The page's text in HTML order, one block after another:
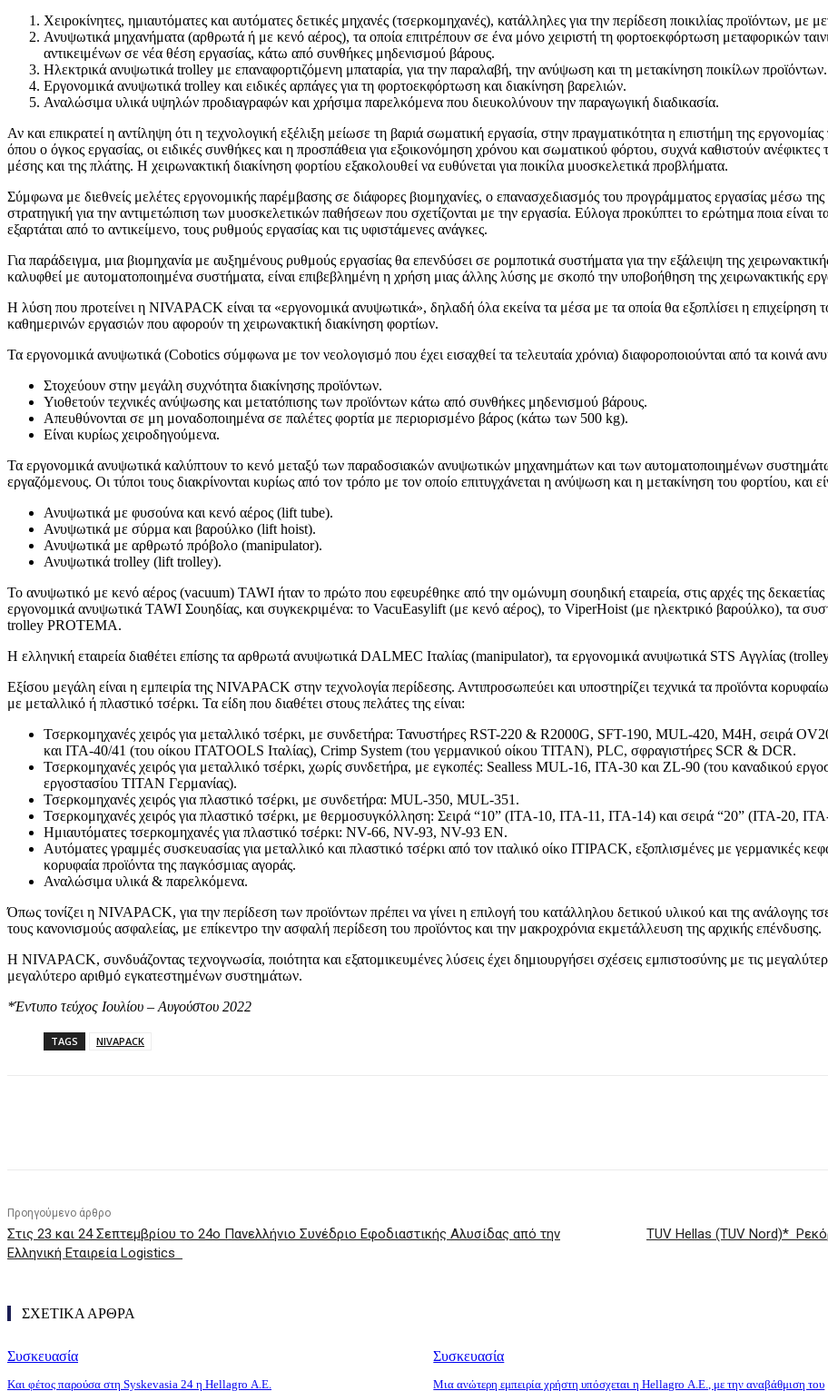
Χειροκίνητες, ημιαυτόματες και αυτόματες δετικές μηχανές (τσερκομηχανές), κατάλληλες για την περίδεση ποικιλίας προϊόντων, με
Ανυψωτικά μηχανήματα (αρθρωτά ή με κενό αέρος), τα οποία επιτρέπουν σε ένα μόνο χειριστή τη φορτοεκφόρτωση μεταφορικών
αντικειμένων σε νέα θέση εργασίας, κάτω από συνθήκες μηδενισμού βάρους.
Ηλεκτρικά ανυψωτικά trolley με επαναφορτιζόμενη μπαταρία, για την παραλαβή, την ανύψωση και τη μετακίνηση ποικίλων προϊόντων.
Εργονομικά ανυψωτικά trolley και ειδικές αρπάγες για τη φορτοεκφόρτωση και διακίνηση βαρελιών.
Αναλώσιμα υλικά υψηλών προδιαγραφών και χρήσιμα παρελκόμενα που διευκολύνουν την παραγωγική διαδικασία.
Αν και επικρατεί η αντίληψη ότι η τεχνολογική εξέλιξη μείωσε τη βαριά σωματική εργασία, στην πραγματικότητα η επιστήμη της
όπου ο όγκος εργασίας, οι ειδικές συνθήκες και η προσπάθεια για εξοικονόμηση χρόνου και σωματικού φόρτου, συχνά καθιστούν
μέσης και της πλάτης. Η χειρωνακτική διακίνηση φορτίου εξακολουθεί να ευθύνεται για ποικίλα μυοσκελετικά προβλήματα.
Σύμφωνα με διεθνείς μελέτες εργονομικής παρέμβασης σε διάφορες βιομηχανίες, ο επανασχεδιασμός του προγράμματος εργασίας μέσω
στρατηγική για την αντιμετώπιση των μυοσκελετικών παθήσεων που σχετίζονται με την εργασία. Εύλογα προκύπτει το ερώτημα ποια
εξαρτάται από το αντικείμενο, τους ρυθμούς εργασίας και τις υφιστάμενες ανάγκες.
Για παράδειγμα, μια βιομηχανία με αυξημένους ρυθμούς εργασίας θα επενδύσει σε ρομποτικά συστήματα για την εξάλειψη της
καλυφθεί με αυτοματοποιημένα συστήματα, είναι επιβεβλημένη η χρήση μιας άλλης λύσης με σκοπό την υποβοήθηση της χειρωνακτικής
Η λύση που προτείνει η NIVAPACK είναι τα «εργονομικά ανυψωτικά», δηλαδή όλα εκείνα τα μέσα με τα οποία θα εξοπλίσει η
καθημερινών εργασιών που αφορούν τη χειρωνακτική διακίνηση φορτίων.
Τα εργονομικά ανυψωτικά (Cobotics σύμφωνα με τον νεολογισμό που έχει εισαχθεί τα τελευταία χρόνια) διαφοροποιούνται από τα κοινά
Στοχεύουν στην μεγάλη συχνότητα διακίνησης προϊόντων.
Υιοθετούν τεχνικές ανύψωσης και μετατόπισης των προϊόντων κάτω από συνθήκες μηδενισμού βάρους.
Απευθύνονται σε μη μοναδοποιημένα σε παλέτες φορτία με περιορισμένο βάρος (κάτω των 500 kg).
Είναι κυρίως χειροδηγούμενα.
Τα εργονομικά ανυψωτικά καλύπτουν το κενό μεταξύ των παραδοσιακών ανυψωτικών μηχανημάτων και των αυτοματοποιημένων
εργαζόμενους. Οι τύποι τους διακρίνονται κυρίως από τον τρόπο με τον οποίο επιτυγχάνεται η ανύψωση και η μετακίνηση του φορτίου, και
Ανυψωτικά με φυσούνα και κενό αέρος (lift tube).
Ανυψωτικά με σύρμα και βαρούλκο (lift hoist).
Ανυψωτικά με αρθρωτό πρόβολο (manipulator).
Ανυψωτικά trolley (lift trolley).
Το ανυψωτικό με κενό αέρος (vacuum) TAWI ήταν το πρώτο που εφευρέθηκε από την ομώνυμη σουηδική εταιρεία, στις αρχές της
εργονομικά ανυψωτικά TAWI Σουηδίας, και συγκεκριμένα: το VacuEasylift (με κενό αέρος), τo ViperHoist (με ηλεκτρικό βαρούλκο), τα
trolley PROTEMA.
Η ελληνική εταιρεία διαθέτει επίσης τα αρθρωτά ανυψωτικά DALMEC Ιταλίας (manipulator), τα εργονομικά ανυψωτικά STS Αγγλίας
Εξίσου μεγάλη είναι η εμπειρία της NIVAPACK στην τεχνολογία περίδεσης. Αντιπροσωπεύει και υποστηρίζει τεχνικά τα προϊόντα
με μεταλλικό ή πλαστικό τσέρκι. Τα είδη που διαθέτει στους πελάτες της είναι:
Τσερκομηχανές χειρός για μεταλλικό τσέρκι, με συνδετήρα: Τανυστήρες RST-220 & R2000G, SFT-190, MUL-420, Μ4Η, σειρά
και ΙΤΑ-40/41 (του οίκου ITATOOLS Ιταλίας), Crimp System (του γερμανικού οίκου TITAN), PLC, σφραγιστήρες SCR & DCR.
Τσερκομηχανές χειρός για μεταλλικό τσέρκι, χωρίς συνδετήρα, με εγκοπές: Sealless MUL-16, ITA-30 και ZL-90 (του καναδικού
εργοστασίου ΤIΤΑΝ Γερμανίας).
Τσερκομηχανές χειρός για πλαστικό τσέρκι, με συνδετήρα: MUL-350, MUL-351.
Τσερκομηχανές χειρός για πλαστικό τσέρκι, με θερμοσυγκόλληση: Σειρά “10” (ITA-10, ITA-11, ITA-14) και σειρά “20” (ΙΤΑ-20,
Ημιαυτόματες τσερκομηχανές για πλαστικό τσέρκι: NV-66, NV-93, NV-93 EN.
Αυτόματες γραμμές συσκευασίας για μεταλλικό και πλαστικό τσέρκι από τον ιταλικό οίκο ITIPACK, εξοπλισμένες με
κορυφαία προϊόντα της παγκόσμιας αγοράς.
Αναλώσιμα υλικά & παρελκόμενα.
Όπως τονίζει η NIVAPACK, για την περίδεση των προϊόντων πρέπει να γίνει η επιλογή του κατάλληλου δετικού υλικού και της ανάλογης
τους κανονισμούς ασφαλείας, με επίκεντρο την ασφαλή περίδεση του προϊόντος και την μακροχρόνια εκμετάλλευση της αρχικής επένδυσης.
Η NIVAPACK, συνδυάζοντας τεχνογνωσία, ποιότητα και εξατομικευμένες λύσεις έχει δημιουργήσει σχέσεις εμπιστοσύνης με τις
μεγαλύτερο αριθμό εγκατεστημένων συστημάτων.
*Έντυπο τεύχος Ιουλίου – Αυγούστου 2022
TAGS NIVAPACK
Προηγούμενο άρθρο
Στις 23 και 24 Σεπτεμβρίου το 24ο Πανελλήνιο Συνέδριο Εφοδιαστικής Αλυσίδας από την
Ελληνική Εταιρεία Logistics
TUV Hellas (TUV Nord)*
ΣΧΕΤΙΚΑ ΑΡΘΡΑ
Συσκευασία
Και φέτος παρούσα στη Syskevasia 24 η Hellagro Α.Ε.
Συσκευασία
Μια ανώτερη εμπειρία χρήστη υπόσχεται η Hellagro Α.Ε., με την αναβάθμιση του